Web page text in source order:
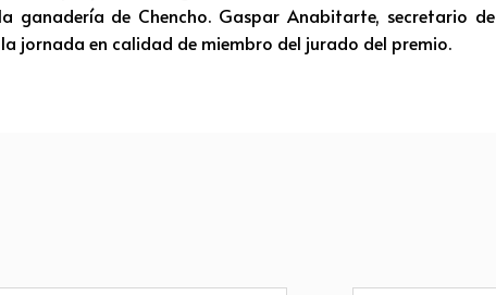
ganadería de Chencho. Gaspar Anabitarte, secretario de
jornada en calidad de miembro del jurado del premio.